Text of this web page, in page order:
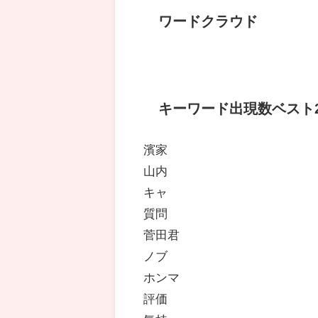
ワードクラウド
キーワード出現数ベスト
濱家
山内
キャ
質問
菅田君
ノブ
ホンマ
評価